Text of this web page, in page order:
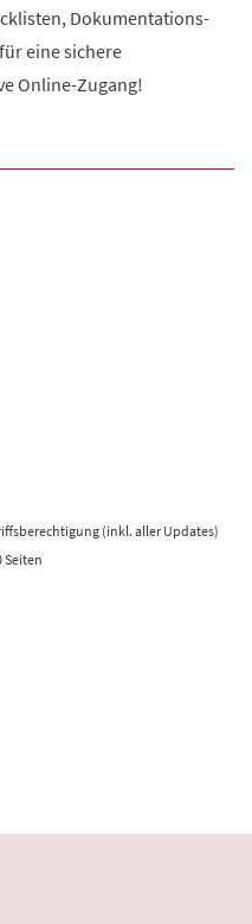
Dokumentations-
eine sichere
Online-Zugang!
(inkl. aller Updates)
Seiten